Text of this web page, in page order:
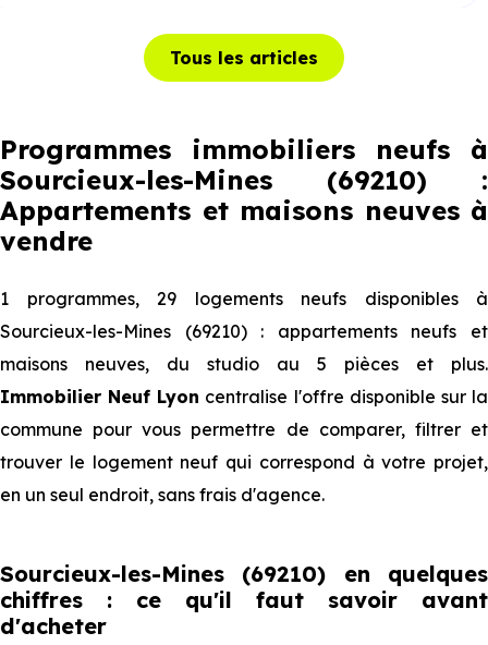
Tous les articles
Programmes immobiliers neufs à
Sourcieux-les-Mines (69210) :
Appartements et maisons neuves à
vendre
1 programmes, 29 logements neufs disponibles à
Sourcieux-les-Mines (69210) : appartements neufs et
maisons neuves, du studio au 5 pièces et plus.
Immobilier Neuf Lyon centralise l'offre disponible sur la
commune pour vous permettre de comparer, filtrer et
trouver le logement neuf qui correspond à votre projet,
en un seul endroit, sans frais d'agence.
Sourcieux-les-Mines (69210) en quelques
chiffres : ce qu'il faut savoir avant
d'acheter